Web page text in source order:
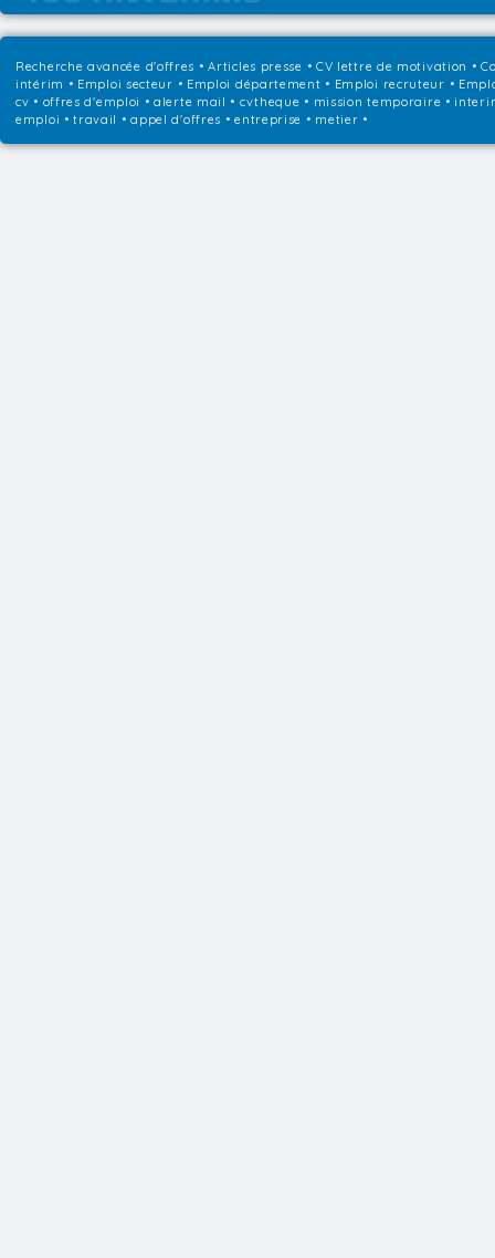
Recherche avancée d'offres •Articles presse • CV lettre de motivation •
intérim • Emploi secteur • Emploi département • Emploi recruteur •
cv • offres d'emploi • alerte mail • cvtheque • mission temporaire •
emploi • travail • appel d'offres • entreprise • metier •